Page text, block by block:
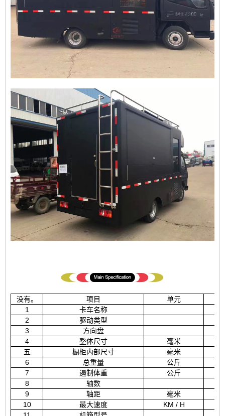
没有。 项目
单元
1
卡车名称
2
驱动类型
3
方向盘
4
整体尺寸
毫米
五
橱柜内部尺寸
毫米
6
总重量
公斤
7
遏制体重
公斤
8
轴数
9
轴距
毫米
10
最大速度
KM / H